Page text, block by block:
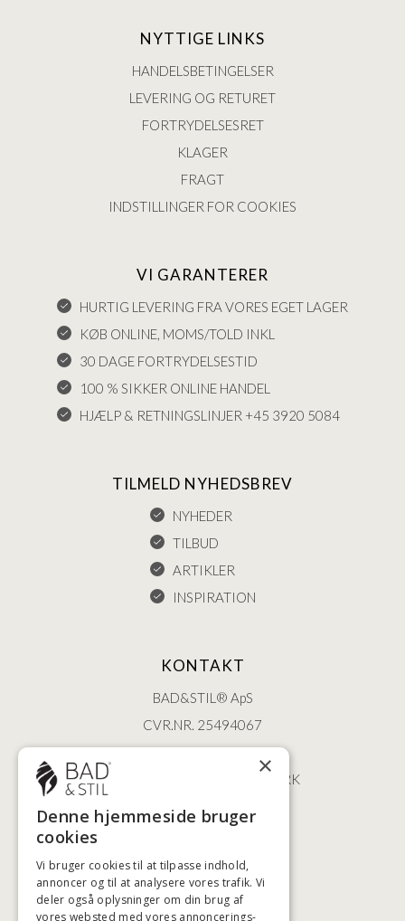
NYTTIGE LINKS
HANDELSBETINGELSER
LEVERING OG RETURET
FORTRYDELSESRET
KLAGER
FRAGT
INDSTILLINGER FOR COOKIES
VI GARANTERER
HURTIG LEVERING FRA VORES EGET LAGER
KØB ONLINE, MOMS/TOLD INKL
30 DAGE FORTRYDELSESTID
100 % SIKKER ONLINE HANDEL
HJÆLP & RETNINGSLINJER +45 3920 5084
TILMELD NYHEDSBREV
NYHEDER
TILBUD
ARTIKLER
INSPIRATION
KONTAKT
BAD&STIL® ApS
CVR.NR. 25494067
ØSTERBROGADE 202
2100 KØBENHAVN • DANMARK
+45 3920 5084
HØJESTE KREDITVÆRDIGHED
×
Denne hjemmeside bruger
cookies
Vi bruger cookies til at tilpasse indhold,
annoncer og til at analysere vores trafik. Vi
deler også oplysninger om din brug af
vores websted med vores annoncerings-